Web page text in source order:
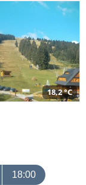
18,2 °C
18:00